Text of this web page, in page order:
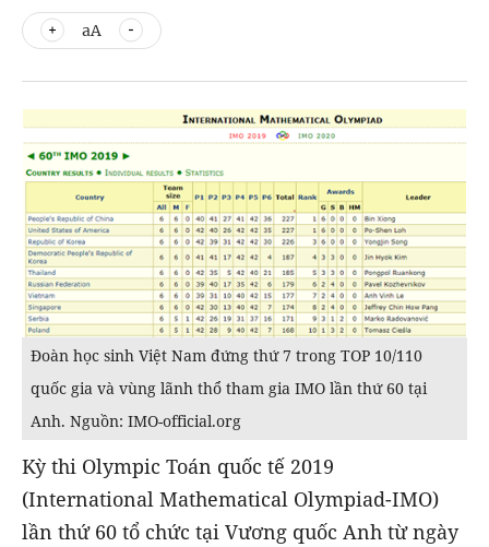
aA
Đoàn học sinh Việt Nam đứng thứ 7 trong TOP 10/110
quốc gia và vùng lãnh thổ tham gia IMO lần thứ 60 tại
Anh. Nguồn: IMO-official.org
Kỳ thi Olympic Toán quốc tế 2019
(International Mathematical Olympiad-IMO)
lần thứ 60 tổ chức tại Vương quốc Anh từ ngày